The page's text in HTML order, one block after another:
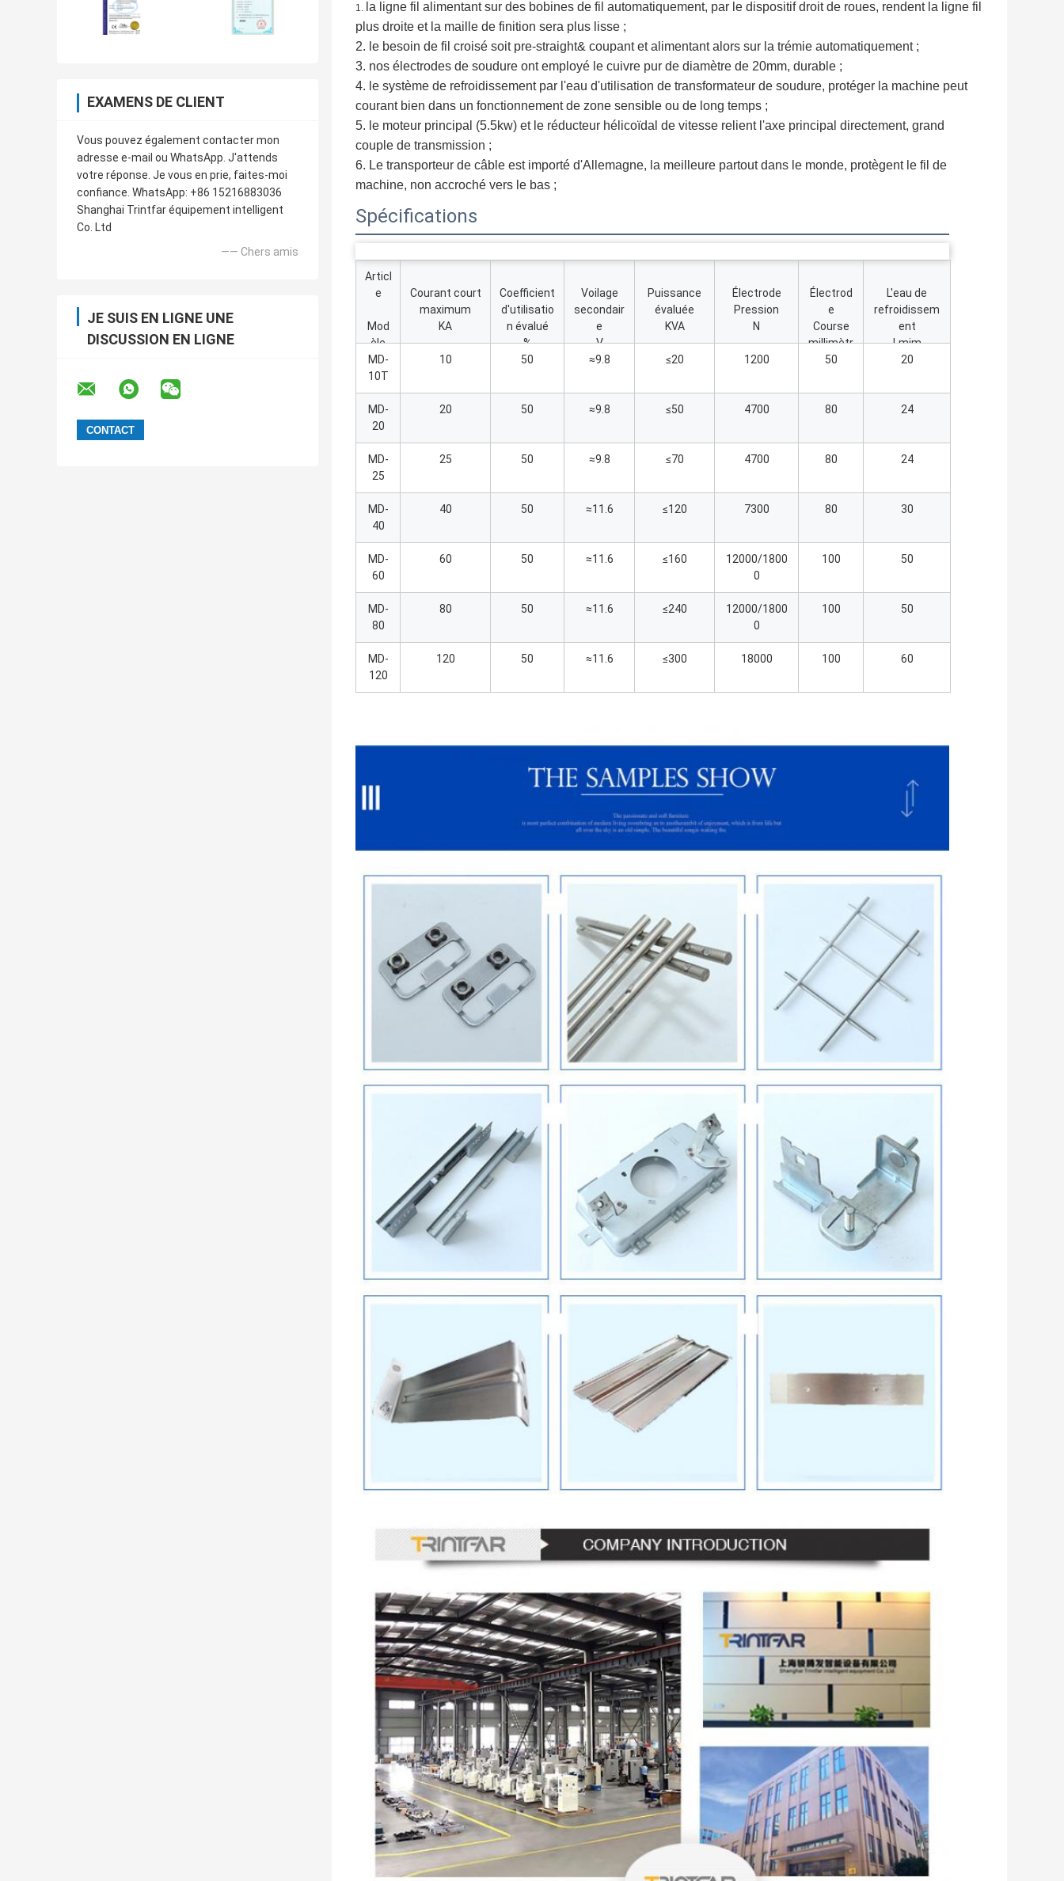
EXAMENS DE CLIENT
Vous pouvez également contacter mon
adresse e-mail ou WhatsApp. J'attends
votre réponse. Je vous en prie, faites-moi
confiance. WhatsApp: +86 15216883036
Shanghai Trintfar équipement intelligent
Co. Ltd
—— Chers amis
JE SUIS EN LIGNE UNE
DISCUSSION EN LIGNE
1. la ligne fil alimentant sur des bobines de fil automatiquement, par le dispositif droit de roues, rendent la ligne fil
plus droite et la maille de finition sera plus lisse ;
2. le besoin de fil croisé soit pre-straight& coupant et alimentant alors sur la trémie automatiquement ;
3. nos électrodes de soudure ont employé le cuivre pur de diamètre de 20mm, durable ;
4. le système de refroidissement par l'eau d'utilisation de transformateur de soudure, protéger la machine peut
courant bien dans un fonctionnement de zone sensible ou de long temps ;
5. le moteur principal (5.5kw) et le réducteur hélicoïdal de vitesse relient l'axe principal directement, grand
couple de transmission ;
6. Le transporteur de câble est importé d'Allemagne, la meilleure partout dans le monde, protègent le fil de
machine, non accroché vers le bas ;
Spécifications
Articl
e
Mod
èle
Courant court
maximum
KA
Coefficient
d'utilisatio
n évalué
%
Voilage
secondair
e
V
Puissance
évaluée
KVA
Électrode
Pression
N
Électrod
e
Course
millimètr
e
L'eau de
refroidissem
ent
Lmim
MD-
10T
10 50 ≈9.8 ≤20 1200 50 20
MD-
20
20 50 ≈9.8 ≤50 4700 80 24
MD-
25
25 50 ≈9.8 ≤70 4700 80 24
MD-
40
40 50 ≈11.6 ≤120 7300 80 30
MD-
60
60 50 ≈11.6 ≤160
12000/1800
0
100 50
MD-
80
80 50 ≈11.6 ≤240
12000/1800
0
100 50
MD-
120
120 50 ≈11.6 ≤300 18000 100 60